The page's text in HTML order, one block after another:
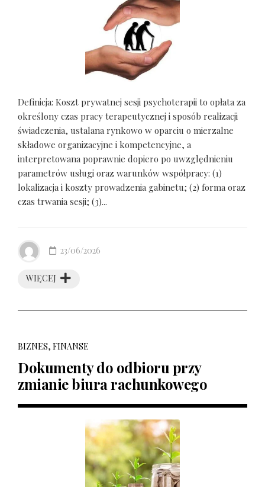
Definicja: Koszt prywatnej sesji psychoterapii to opłata za
określony czas pracy terapeutycznej i sposób realizacji
świadczenia, ustalana rynkowo w oparciu o mierzalne
składowe organizacyjne i kompetencyjne, a
interpretowana poprawnie dopiero po uwzględnieniu
parametrów usługi oraz warunków współpracy: (1)
lokalizacja i koszty prowadzenia gabinetu; (2) forma oraz
czas trwania sesji; (3)...
WIĘCEJ
23/06/2026
BIZNES, FINANSE
Dokumenty do odbioru przy
zmianie biura rachunkowego